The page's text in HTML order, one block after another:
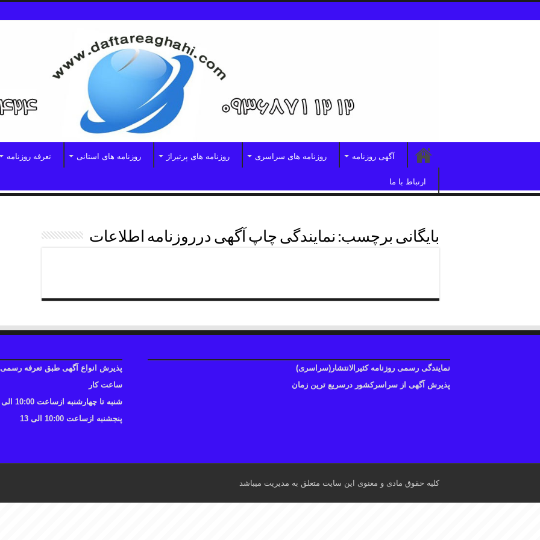
آگهی روزنامه روزنامه های سراسری روزنامه های پرتیراژ روزنامه های استانی تعرفه روزنامه
ارتباط با ما
بایگانی برچسب: نمایندگی چاپ آگهی درروزنامه اطلاعات
نمایندگی رسمی روزنامه کثیرالانتشار(سراسری)
پذیرش آگهی از سراسرکشور درسریع ترین زمان
پذیرش انواع آگهی طبق تعرفه رسمی
ساعت کار
شنبه تا چهارشنبه ازساعت 10:00 الی 17
پنجشنبه ازساعت 10:00 الی 13
کلیه حقوق مادی و معنوی این سایت متعلق به مدیریت میباشد